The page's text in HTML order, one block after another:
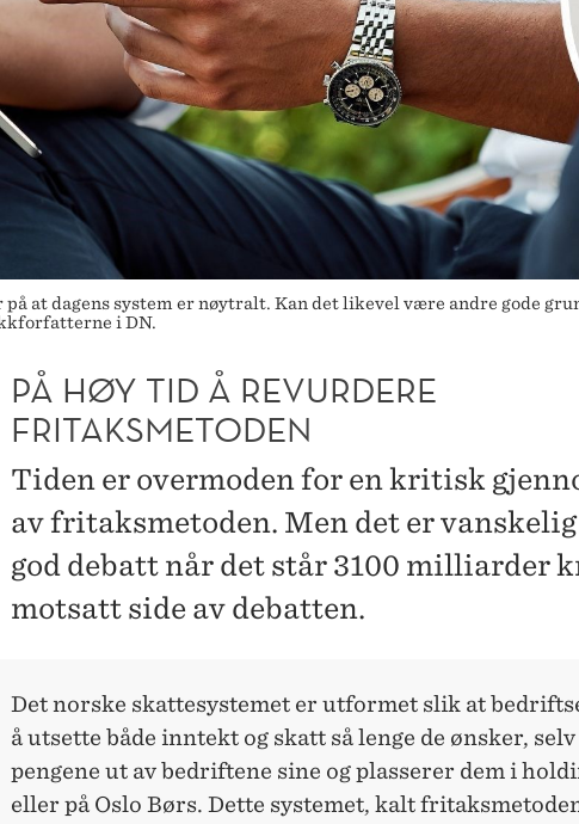
at dagens system er nøytralt. Kan det likevel være andre gode
i DN.
PÅ HØY TID Å REVURDERE
FRITAKSMETODEN
Tiden er overmoden for en kritisk
av fritaksmetoden. Men det er
god debatt når det står 3100 milliarder
motsatt side av debatten.
Det norske skattesystemet er utformet slik at
å utsette både inntekt og skatt så lenge de ønsker,
pengene ut av bedriftene sine og plasserer dem i
eller på Oslo Børs. Dette systemet, kalt